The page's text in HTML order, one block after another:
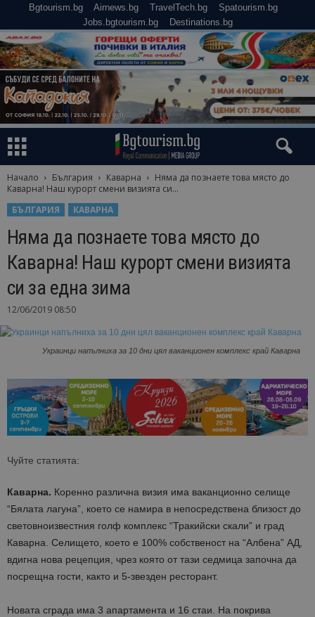
Bgtourism.bg Airnews.bg TravelTech.bg
Spatourism.bg
Jobs.bgtourism.bg
Destinations.bg
Начало България Каварна
Няма да познаете това място до
Каварна! Наш курорт смени визията си...
БЪЛГАРИЯ
КАВАРНА
Няма да познаете това място до
Каварна! Наш курорт смени визията
си за една зима
12/06/2019 08:50
Украинци напълниха за 10 дни цял ваканционен комплекс край Каварна
Чуйте статията:
Каварна. Коренно различна визия има ваканционно селище
“Бялата лагуна”, което се намира в непосредствена близост до
световноизвестния голф комплекс “Тракийски скали” и град
Каварна. Селището, което е 100% собственост на “Албена” АД,
вдигна нова рецепция, чрез която от тази седмица започна да
посрещна гости, както и 5-звезден ресторант.
Новата сграда има 3 апартамента и 16 стаи. На покрива